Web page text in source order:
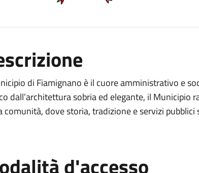
di Fiamignano è il cuore amministrativo e
dall’architettura sobria ed elegante, il Municipio
comunità, dove storia, tradizione e servizi
d'accesso